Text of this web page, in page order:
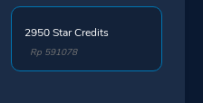
2950 Star Credits
Rp 591078